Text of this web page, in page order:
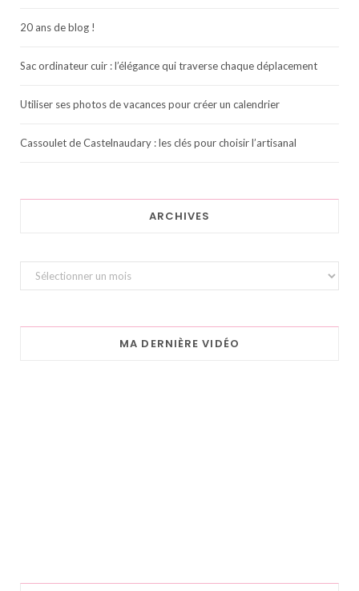
20 ans de blog !
Sac ordinateur cuir : l’élégance qui traverse chaque déplacement
Utiliser ses photos de vacances pour créer un calendrier
Cassoulet de Castelnaudary : les clés pour choisir l’artisanal
ARCHIVES
Archives
MA DERNIÈRE VIDÉO